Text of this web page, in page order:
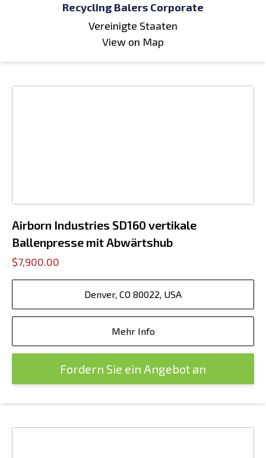
Recycling Balers Corporate
Vereinigte Staaten
View on Map
Airborn Industries SD160 vertikale
Ballenpresse mit Abwärtshub
$7,900.00
Denver, CO 80022, USA
Mehr Info
Fordern Sie ein Angebot an